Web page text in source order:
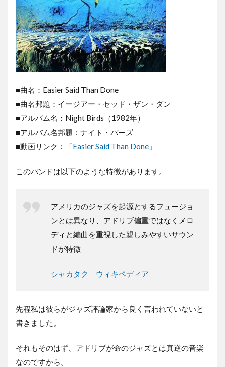
■曲名：Easier Said Than Done
■曲名邦題：イージアー・セッド・ザン・ダン
■アルバム名：Night Birds（1982年）
■アルバム名邦題：ナイト・バーズ
■動画リンク：
「Easier Said Than Done」
このバンドは以下のような特徴があります。
アメリカのジャズを起源とするフュージョ
ンとは異なり、アドリブ偏重ではなくメロ
ディと編曲を重視した親しみやすいサウン
ドが特徴
シャカタク ウィキペディア
先程私は彼らがジャズ評論家から良く言われていないと
書きました。
それもそのはず、アドリブが命のジャズとは真逆の音楽
なのですから。